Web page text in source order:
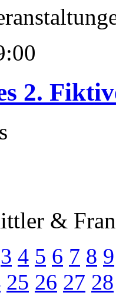
2.
&
3 4 5 6 7 8 9
25 26 27 28